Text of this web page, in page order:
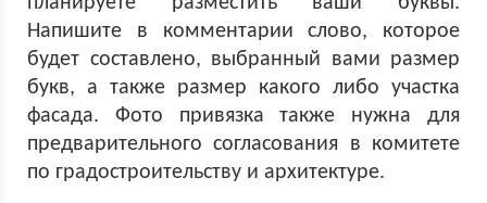
Напишите в комментарии слово, которое
будет составлено, выбранный вами размер
букв, а также размер какого либо участка
фасада. Фото привязка также нужна для
предварительного согласования в комитете
по градостроительству и архитектуре.